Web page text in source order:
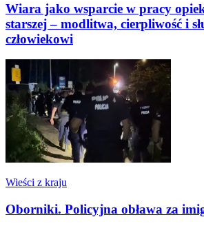
Wiara jako wsparcie w pracy
starszej – modlitwa, cierpliwość i
człowiekowi
Wieści z kraju
Oborniki. Policyjna obława za